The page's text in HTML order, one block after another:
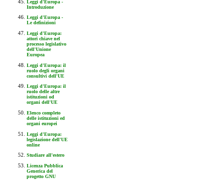
Leggi d'Europa -
Introduzione
Leggi d'Europa -
Le definizioni
Leggi d'Europa:
attori chiave nel
processo legislativo
dell'Unione
Europea
Leggi d'Europa: il
ruolo degli organi
consultivi dell'UE
Leggi d'Europa: il
ruolo delle altre
istituzioni od
organi dell'UE
Elenco completo
delle istituzioni ed
organi europei
Leggi d'Europa:
legislazione dell'UE
online
Studiare all'estero
Licenza Pubblica
Generica del
progetto GNU